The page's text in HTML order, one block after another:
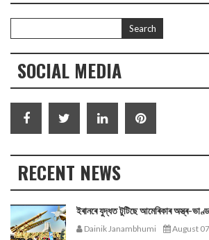
SOCIAL MEDIA
RECENT NEWS
ইৰানৰে যুদ্ধত টুটিছে আমেৰিকাৰ অস্ত্ৰ-
Dainik Janambhumi August